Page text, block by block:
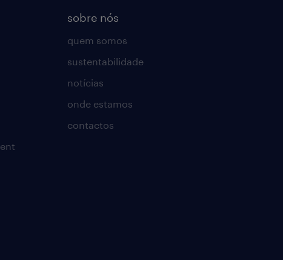
sobre nós
quem somos
sustentabilidade
notícias
onde estamos
contactos